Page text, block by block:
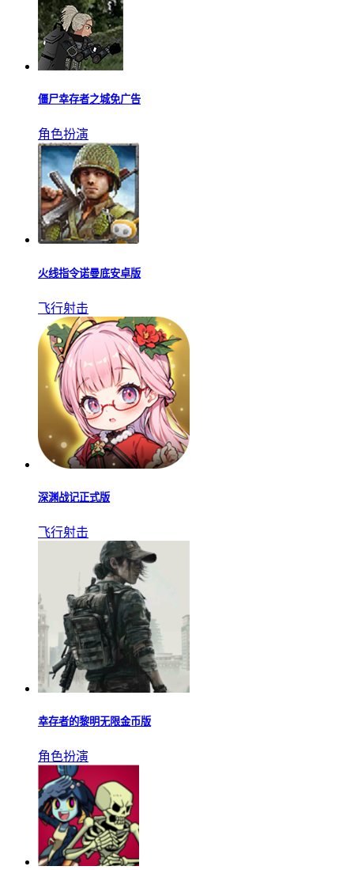
僵尸幸存者之城免广告
角色扮演
火线指令诺曼底安卓版
飞行射击
深渊战记正式版
飞行射击
幸存者的黎明无限金币版
角色扮演